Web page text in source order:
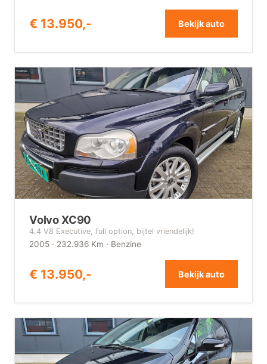
€ 13.950,- Bekijk auto
Volvo XC90
4.4 V8 Executive, full option, bijtel vriendelijk!
2005 · 232.936 Km · Benzine
€ 13.950,- Bekijk auto